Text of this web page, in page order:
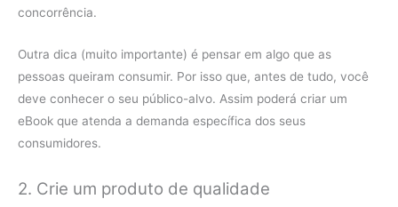
concorrência.
Outra dica (muito importante) é pensar em algo que as
pessoas queiram consumir. Por isso que, antes de tudo, você
deve conhecer o seu público-alvo. Assim poderá criar um
eBook que atenda a demanda específica dos seus
consumidores.
2. Crie um produto de qualidade